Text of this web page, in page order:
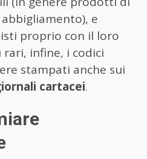
e
proprio con il loro
rari, infine, i codici
stampati anche sui
cartacei.